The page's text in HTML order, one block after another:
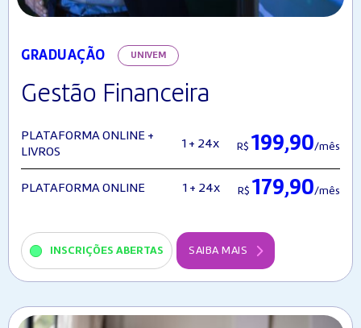
GRADUAÇÃO UNIVEM
Gestão Financeira
PLATAFORMA ONLINE +
LIVROS
1 + 24x R$ 199,90/mês
PLATAFORMA ONLINE 1 + 24x R$ 179,90/mês
INSCRIÇÕES ABERTAS SAIBA MAIS